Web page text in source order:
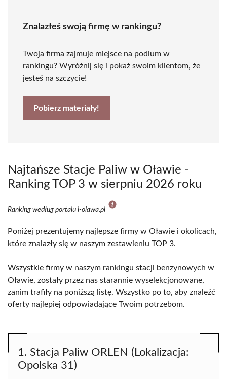
Znalazłeś swoją firmę w rankingu?
Twoja firma zajmuje miejsce na podium w
rankingu? Wyróżnij się i pokaż swoim klientom, że
jesteś na szczycie!
Pobierz materiały!
Najtańsze Stacje Paliw w Oławie -
Ranking TOP 3 w sierpniu 2026 roku
Ranking według portalu i-olawa.pl
Poniżej prezentujemy najlepsze firmy w Oławie i okolicach,
które znalazły się w naszym zestawieniu TOP 3.
Wszystkie firmy w naszym rankingu stacji benzynowych w
Oławie, zostały przez nas starannie wyselekcjonowane,
zanim trafiły na poniższą listę. Wszystko po to, aby znaleźć
oferty najlepiej odpowiadające Twoim potrzebom.
1. Stacja Paliw ORLEN (Lokalizacja:
Opolska 31)